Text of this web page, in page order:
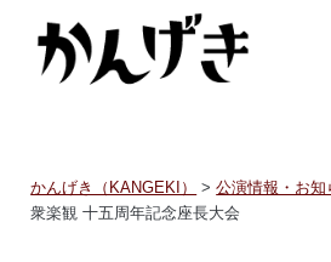
かんげき（KANGEKI） >公演情報・お知
衆楽観 十五周年記念座長大会